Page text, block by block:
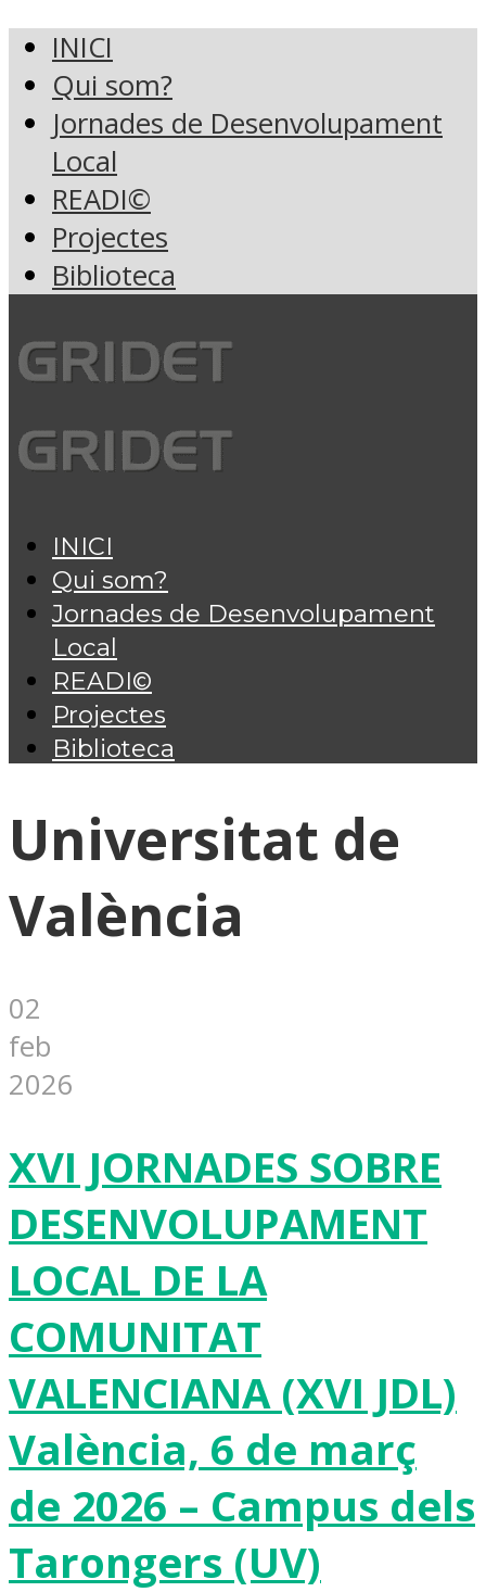
INICI
Qui som?
Jornades de Desenvolupament
Local
READI©
Projectes
Biblioteca
INICI
Qui som?
Jornades de Desenvolupament
Local
READI©
Projectes
Biblioteca
Universitat de
València
02
feb
2026
XVI JORNADES SOBRE
DESENVOLUPAMENT
LOCAL DE LA
COMUNITAT
VALENCIANA (XVI JDL)
València, 6 de març
de 2026 – Campus dels
Tarongers (UV)